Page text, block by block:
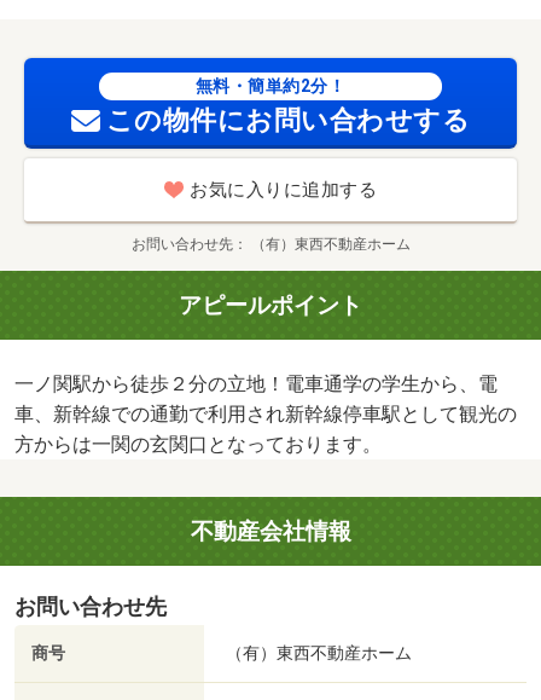
無料・簡単約2分！
この物件にお問い合わせする
お気に入りに追加する
お問い合わせ先 （有）東西不動産ホーム
アピールポイント
一ノ関駅から徒歩２分の立地！電車通学の学生から、電
車、新幹線での通勤で利用され新幹線停車駅として観光の
方からは一関の玄関口となっております。
不動産会社情報
お問い合わせ先
商号 （有）東西不動産ホーム